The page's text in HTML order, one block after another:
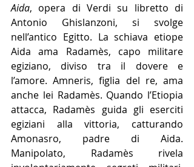
Aida, opera di Verdi su libretto di
Antonio Ghislanzoni, si svolge
nell’antico Egitto. La schiava etiope
Aida ama Radamès, capo militare
egiziano, diviso tra il dovere e
l’amore. Amneris, figlia del re, ama
anche lei Radamès. Quando l’Etiopia
attacca, Radamès guida gli eserciti
egiziani alla vittoria, catturando
Amonasro, padre di Aida.
Manipolato, Radamès rivela